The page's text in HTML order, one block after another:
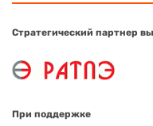
Стратегический партнер
При поддержке